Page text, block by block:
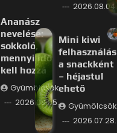
Ananász
nevelése:
sokkoló,
mennyi idő
kell hozzá
Gyümölcsök
2026.08.05.
2026.08.04.
Mini kiwi
felhasználás
a snackként
– héjastul
ehető
Gyümölcsök
2026.07.28.